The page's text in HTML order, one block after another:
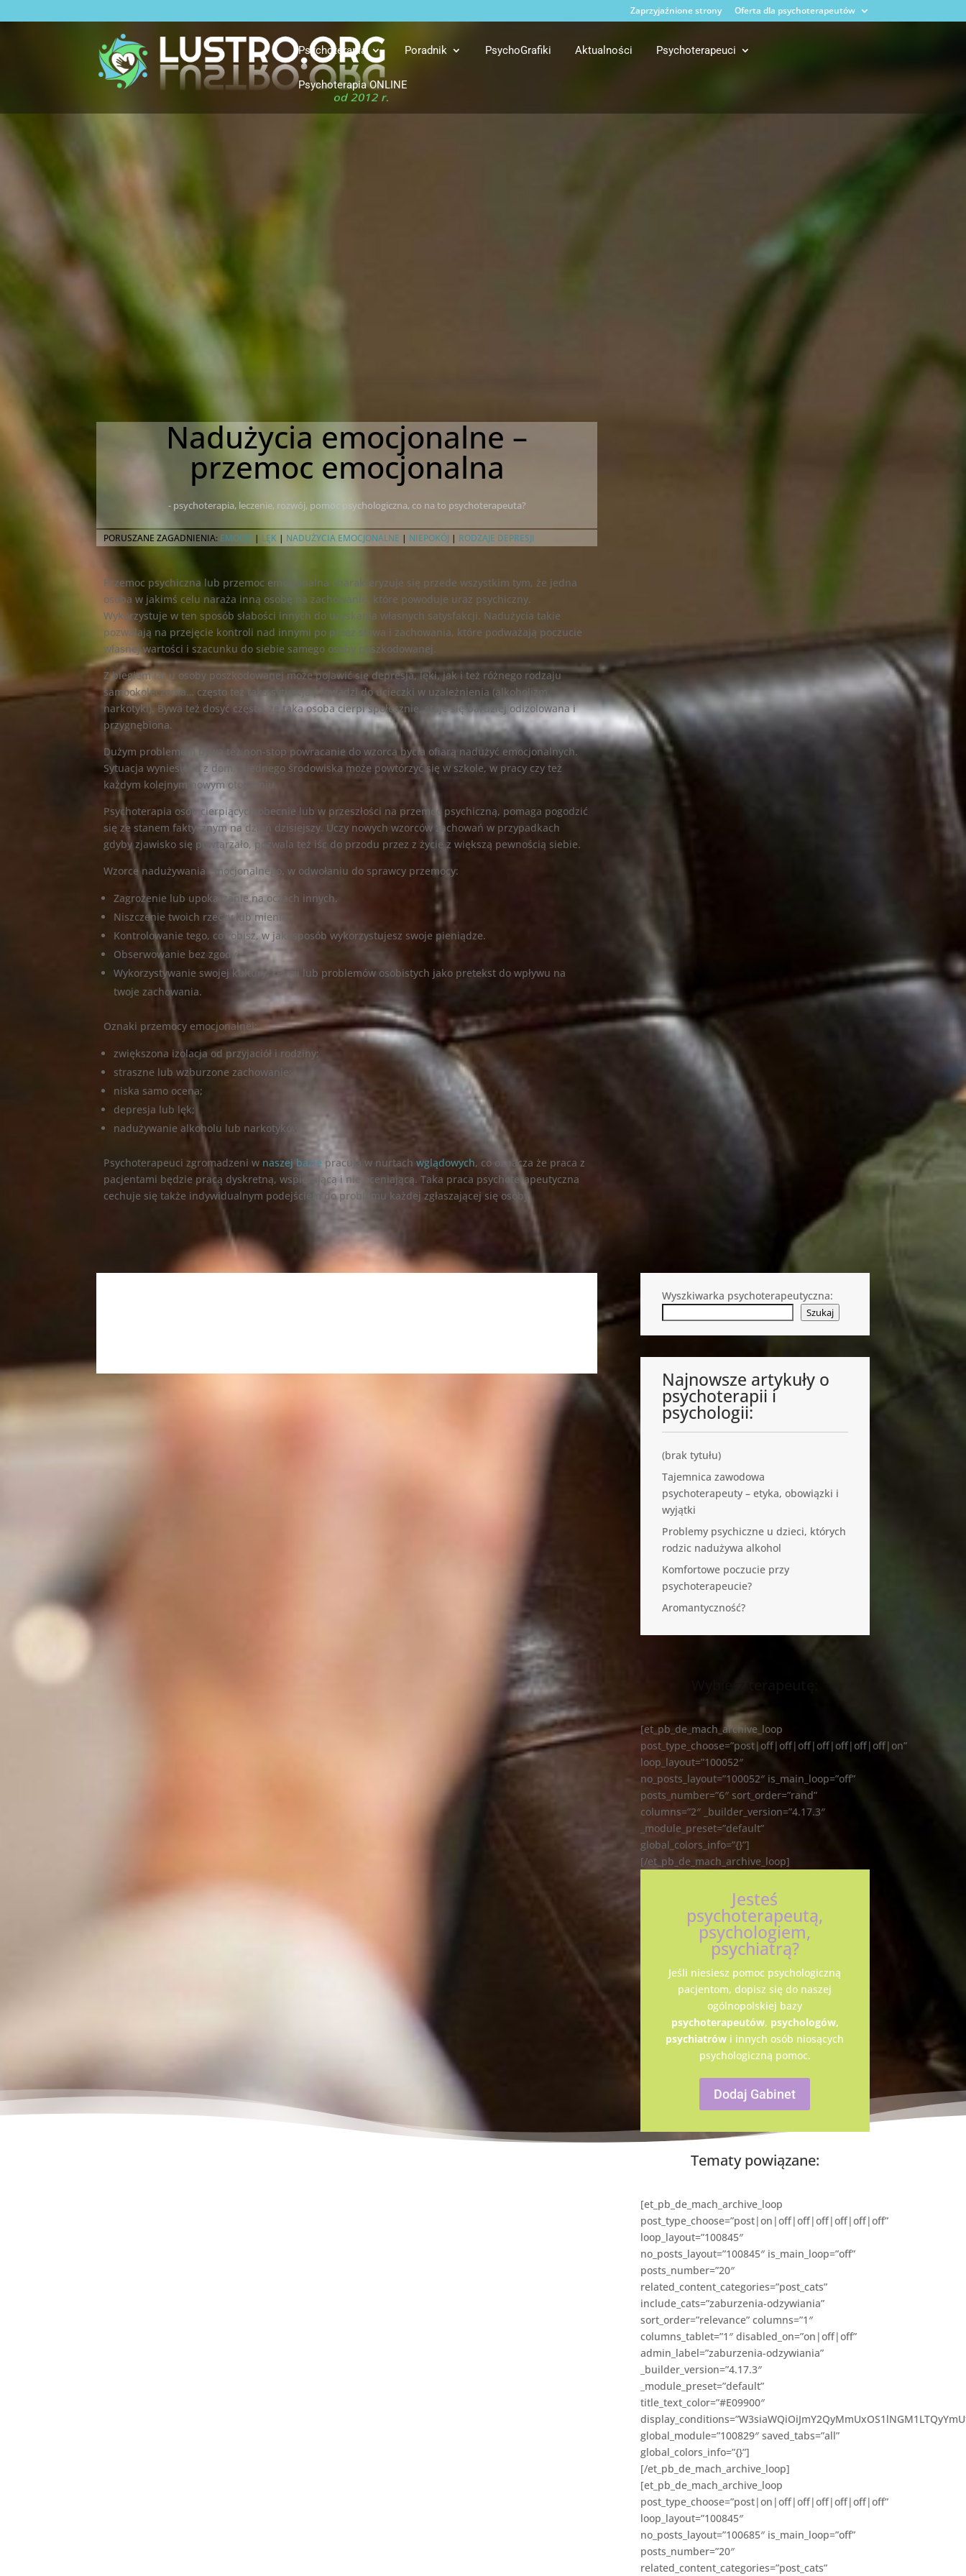
Zaprzyjaźnione strony Oferta dla psychoterapeutów
Psychoterapia Poradnik PsychoGrafiki Aktualności Psychoterapeuci
Psychoterapia ONLINE
Nadużycia emocjonalne –
przemoc emocjonalna
- psychoterapia, leczenie, rozwój, pomoc psychologiczna, co na to psychoterapeuta?
PORUSZANE ZAGADNIENIA: EMOCJE | LĘK | NADUŻYCIA EMOCJONALNE | NIEPOKÓJ | RODZAJE DEPRESJI
Przemoc psychiczna lub przemoc emocjonalna charakteryzuje się przede wszystkim tym, że jedna
osoba w jakimś celu naraża inną osobę na zachowanie, które powoduje uraz psychiczny.
Wykorzystuje w ten sposób słabości innych do uzyskania własnych satysfakcji. Nadużycia takie
pozwalają na przejęcie kontroli nad innymi po przez słowa i zachowania, które podważają poczucie
własnej wartości i szacunku do siebie samego osoby poszkodowanej.
Z biegiem lat u osoby poszkodowanej może pojawić się depresja, lęki, jak i też różnego rodzaju
samookoleczenia… często też taka sytuacja prowadzi do ucieczki w uzależnienia (alkoholizm,
narkotyki). Bywa też dosyć często, że taka osoba cierpi społecznie, staje się bardziej odizolowana i
przygnębiona.
Dużym problemem bywa też non-stop powracanie do wzorca bycia ofiarą nadużyć emocjonalnych.
Sytuacja wyniesiona z dom, z jednego środowiska może powtórzyć się w szkole, w pracy czy też
każdym kolejnym nowym otoczeniu.
Psychoterapia osób cierpiących obecnie lub w przeszłości na przemoc psychiczną, pomaga pogodzić
się ze stanem faktycznym na dzień dzisiejszy. Uczy nowych wzorców zachowań w przypadkach
gdyby zjawisko się powtarzało, pozwala też iśc do przodu przez z życie z większą pewnością siebie.
Wzorce nadużywania emocjonalnego, w odwołaniu do sprawcy przemocy:
Zagrożenie lub upokarzanie na oczach innych.
Niszczenie twoich rzeczy lub mienia.
Kontrolowanie tego, co robisz, w jaki sposób wykorzystujesz swoje pieniądze.
Obserwowanie bez zgody.
Wykorzystywanie swojej kultury, religii lub problemów osobistych jako pretekst do wpływu na
twoje zachowania.
Oznaki przemocy emocjonalnej:
zwiększona izolacja od przyjaciół i rodziny;
straszne lub wzburzone zachowanie;
niska samo ocena;
depresja lub lęk;
nadużywanie alkoholu lub narkotyków.
Psychoterapeuci zgromadzeni w naszej bazie pracują w nurtachwglądowych, co oznacza że praca z
pacjentami będzie pracą dyskretną, wspierającą i nie oceniającą. Taka praca psychoterapeutyczna
cechuje się także indywidualnym podejściem do problemu każdej zgłaszającej się osoby.
Wyszkiwarka psychoterapeutyczna:
Szukaj
Najnowsze artykuły o
psychoterapii i
psychologii:
(brak tytułu)
Tajemnica zawodowa
psychoterapeuty – etyka, obowiązki i
wyjątki
Problemy psychiczne u dzieci, których
rodzic nadużywa alkohol
Komfortowe poczucie przy
psychoterapeucie?
Aromantyczność?
[et_pb_de_mach_archive_loop
post_type_choose=”post|off|off|off|off|off|off|off|on”
loop_layout=”100052″
no_posts_layout=”100052″ is_main_loop=”off”
posts_number=”6″ sort_order=”rand”
columns=”2″ _builder_version=”4.17.3″
_module_preset=”default”
global_colors_info=”{}”]
[/et_pb_de_mach_archive_loop]
Jesteś
psychoterapeutą,
psychologiem,
psychiatrą?
Jeśli niesiesz pomoc psychologiczną
pacjentom, dopisz się do naszej
ogólnopolskiej bazy
psychoterapeutów, psychologów,
psychiatrów i innych osób niosących
psychologiczną pomoc.
Dodaj Gabinet
Tematy powiązane:
[et_pb_de_mach_archive_loop
post_type_choose=”post|on|off|off|off|off|off|off”
loop_layout=”100845″
no_posts_layout=”100845″ is_main_loop=”off”
posts_number=”20″
related_content_categories=”post_cats”
include_cats=”zaburzenia-odzywiania”
sort_order=”relevance” columns=”1″
columns_tablet=”1″ disabled_on=”on|off|off”
admin_label=”zaburzenia-odzywiania”
_builder_version=”4.17.3″
_module_preset=”default”
title_text_color=”#E09900″
global_module=”100829″ saved_tabs=”all”
global_colors_info=”{}”]
[/et_pb_de_mach_archive_loop]
[et_pb_de_mach_archive_loop
post_type_choose=”post|on|off|off|off|off|off|off”
loop_layout=”100845″
no_posts_layout=”100685″ is_main_loop=”off”
posts_number=”20″
related_content_categories=”post_cats”